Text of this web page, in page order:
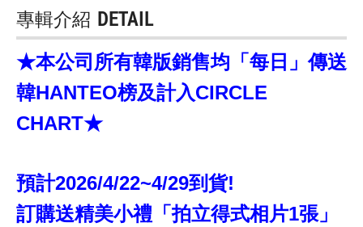
專輯介紹 DETAIL
★本公司所有韓版銷售均「每日」傳送
韓HANTEO榜及計入CIRCLE
CHART★
預計2026/4/22~4/29到貨!
訂購送精美小禮「拍立得式相片1張」